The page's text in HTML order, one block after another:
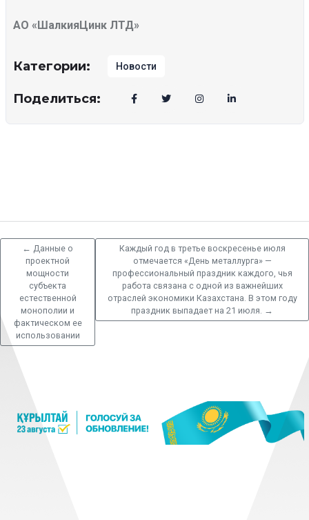
АО «ШалкияЦинк ЛТД»
Категории: Новости
Поделиться:
← Данные о
проектной
мощности
субъекта
естественной
монополии и
фактическом ее
использовании
Каждый год в третье воскресенье июля
отмечается «День металлурга» —
профессиональный праздник каждого, чья
работа связана с одной из важнейших
отраслей экономики Казахстана. В этом году
праздник выпадает на 21 июля. →